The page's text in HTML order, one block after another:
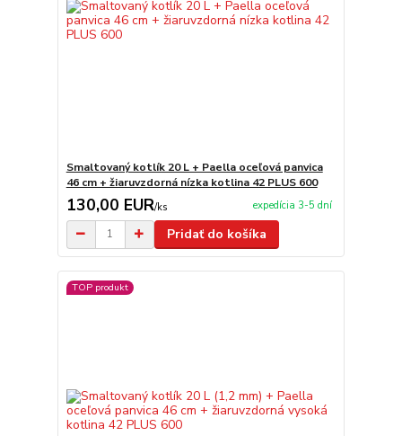
Smaltovaný kotlík 20 L + Paella oceľová panvica
46 cm + žiaruvzdorná nízka kotlina 42 PLUS 600
130,00 EUR/ks expedícia 3-5 dní
Pridať do košíka
TOP produkt